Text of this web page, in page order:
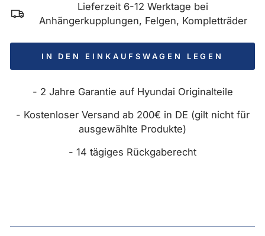
Lieferzeit 6-12 Werktage bei
Anhängerkupplungen, Felgen, Kompletträder
IN DEN EINKAUFSWAGEN LEGEN
- 2 Jahre Garantie auf Hyundai Originalteile
- Kostenloser Versand ab 200€ in DE (gilt nicht für
ausgewählte Produkte)
- 14 tägiges Rückgaberecht